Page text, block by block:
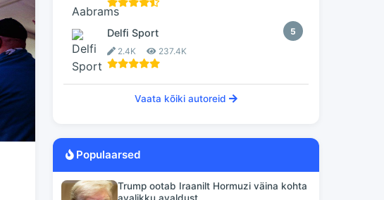
5
Delfi Sport
2.4K 237.4K
Vaata kõiki autoreid
Populaarsed
Trump ootab Iraanilt Hormuzi väina kohta